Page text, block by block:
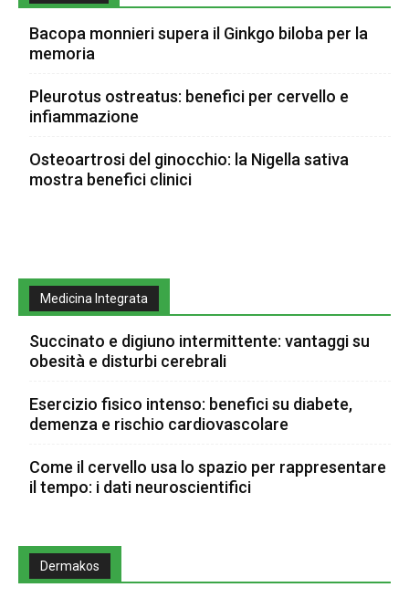
Bacopa monnieri supera il Ginkgo biloba per la
memoria
Pleurotus ostreatus: benefici per cervello e
infiammazione
Osteoartrosi del ginocchio: la Nigella sativa
mostra benefici clinici
Medicina Integrata
Succinato e digiuno intermittente: vantaggi su
obesità e disturbi cerebrali
Esercizio fisico intenso: benefici su diabete,
demenza e rischio cardiovascolare
Come il cervello usa lo spazio per rappresentare
il tempo: i dati neuroscientifici
Dermakos